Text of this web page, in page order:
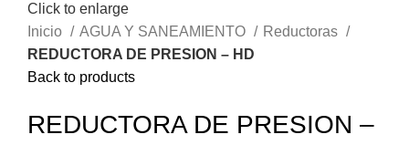
Click to enlarge
Inicio
AGUA Y SANEAMIENTO
Reductoras
REDUCTORA DE PRESION – HD
Back to products
REDUCTORA DE PRESION –